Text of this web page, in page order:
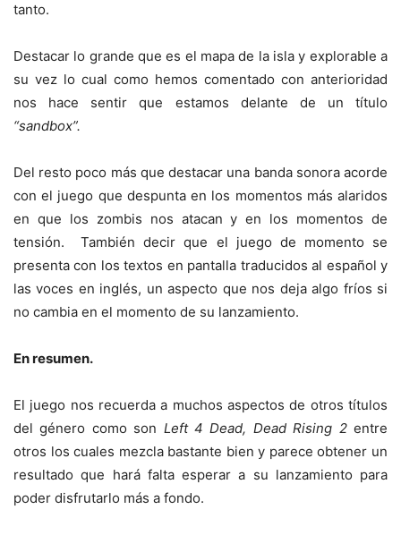
tanto.
Destacar lo grande que es el mapa de la isla y explorable a
su vez lo cual como hemos comentado con anterioridad
nos hace sentir que estamos delante de un título
“sandbox”.
Del resto poco más que destacar una banda sonora acorde
con el juego que despunta en los momentos más alaridos
en que los zombis nos atacan y en los momentos de
tensión. También decir que el juego de momento se
presenta con los textos en pantalla traducidos al español y
las voces en inglés, un aspecto que nos deja algo fríos si
no cambia en el momento de su lanzamiento.
En resumen.
El juego nos recuerda a muchos aspectos de otros títulos
del género como son Left 4 Dead, Dead Rising 2entre
otros los cuales mezcla bastante bien y parece obtener un
resultado que hará falta esperar a su lanzamiento para
poder disfrutarlo más a fondo.